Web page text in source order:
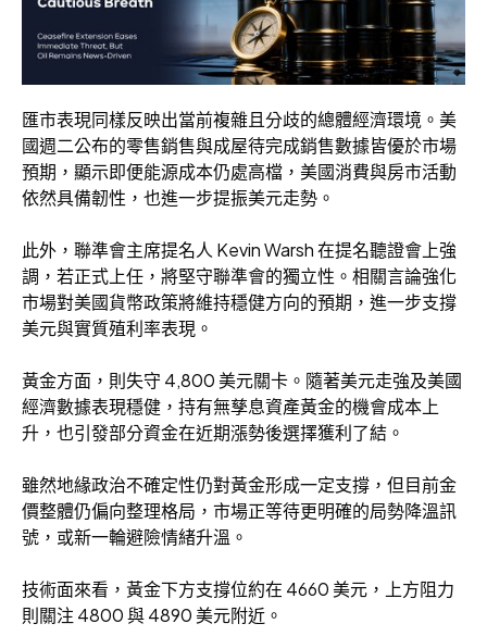
匯市表現同樣反映出當前複雜且分歧的總體經濟環境。美
國週二公布的零售銷售與成屋待完成銷售數據皆優於市場
預期，顯示即便能源成本仍處高檔，美國消費與房市活動
依然具備韌性，也進一步提振美元走勢。
此外，聯準會主席提名人 Kevin Warsh 在提名聽證會上強
調，若正式上任，將堅守聯準會的獨立性。相關言論強化
市場對美國貨幣政策將維持穩健方向的預期，進一步支撐
美元與實質殖利率表現。
黃金方面，則失守 4,800 美元關卡。隨著美元走強及美國
經濟數據表現穩健，持有無孳息資產黃金的機會成本上
升，也引發部分資金在近期漲勢後選擇獲利了結。
雖然地緣政治不確定性仍對黃金形成一定支撐，但目前金
價整體仍偏向整理格局，市場正等待更明確的局勢降溫訊
號，或新一輪避險情緒升溫。
技術面來看，黃金下方支撐位約在 4660 美元，上方阻力
則關注 4800 與 4890 美元附近。